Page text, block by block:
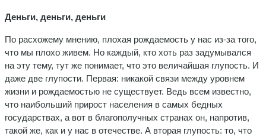
Деньги, деньги, деньги
По расхожему мнению, плохая рождаемость у нас из-за того,
что мы плохо живем. Но каждый, кто хоть раз задумывался
на эту тему, тут же понимает, что это величайшая глупость. И
даже две глупости. Первая: никакой связи между уровнем
жизни и рождаемостью не существует. Ведь всем известно,
что наибольший прирост населения в самых бедных
государствах, а вот в благополучных странах он, напротив,
такой же, как и у нас в отечестве. А вторая глупость: то, что